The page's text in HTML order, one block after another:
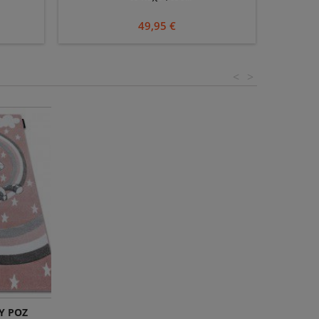
49,95 €
>
<
ΡΟΖ